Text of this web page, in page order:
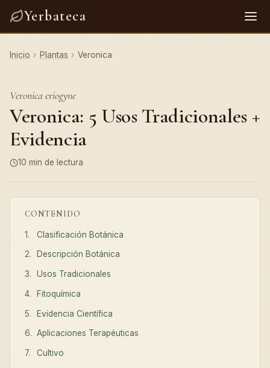
Yerbateca
Inicio › Plantas › Veronica
Veronica eriogyne
Veronica: 5 Usos Tradicionales +
Evidencia
10 min de lectura
CONTENIDO
Clasificación Botánica
Descripción Botánica
Usos Tradicionales
Fitoquímica
Evidencia Científica
Aplicaciones Terapéuticas
Cultivo